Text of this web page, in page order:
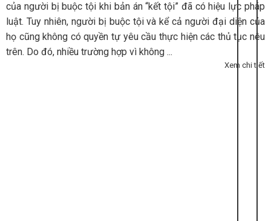
của người bị buộc tội khi bản án “kết tội” đã có hiệu lực pháp
luật. Tuy nhiên, người bị buộc tội và kể cả người đại diện của
họ cũng không có quyền tự yêu cầu thực hiện các thủ tục nêu
trên. Do đó, nhiều trường hợp vì không ...
Xem chi tiết